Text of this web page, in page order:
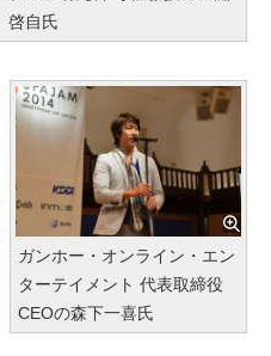
啓自氏
ガンホー・オンライン・エン
ターテイメント 代表取締役
CEOの森下一喜氏